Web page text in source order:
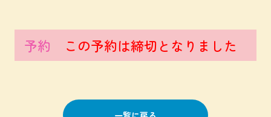
予約 この予約は締切となりました